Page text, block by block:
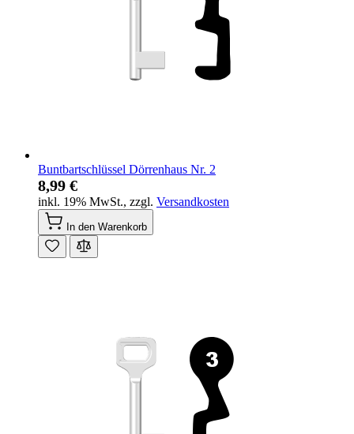
Buntbartschlüssel Dörrenhaus Nr. 2
8,99 €
inkl. 19% MwSt., zzgl. Versandkosten
In den Warenkorb